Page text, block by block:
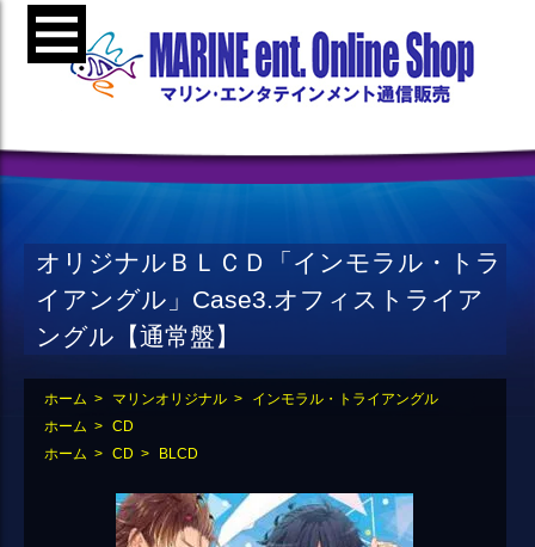
オリジナルＢＬＣＤ「インモラル・トラ
イアングル」Case3.オフィストライア
ングル【通常盤】
ホーム > マリンオリジナル >
インモラル・トライアングル
ホーム > CD
ホーム > CD > BLCD